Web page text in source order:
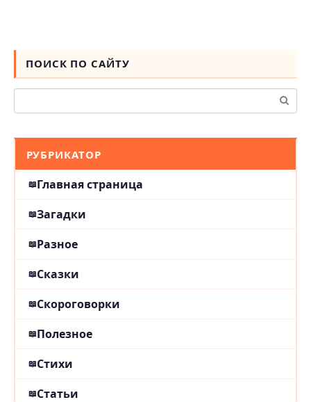
ПОИСК ПО САЙТУ
Поиск:
РУБРИКАТОР
Главная страница
Загадки
Разное
Сказки
Скороговорки
Полезное
Стихи
Статьи